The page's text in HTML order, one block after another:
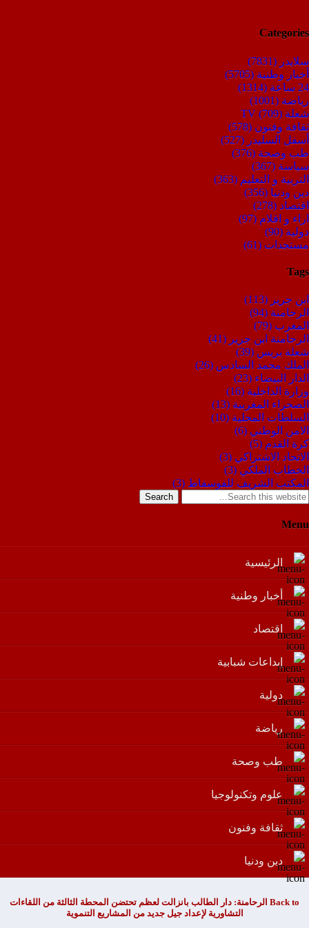
Categories
سلايدر (7831)
أخبار وطنية (5705)
24 ساعة
(1314)
رياضة (1001)
شعلة TV (709)
ثقافة وفنون (578)
أسفل السليدر (527)
طب وصحة (376)
سياسة (367)
التربية و التعليم (363)
دين ودنيا (356)
اقتصاد (278)
اراء و اقلام (97)
دولية (90)
مستجدات (61)
Tags
ابن جرير (113)
الرحامنة (94)
المغرب (79)
الرحامنة ابن جرير (41)
شعلة بريس (39)
الملك محمد السادس (26)
الدار البيضاء (23)
وزارة الداخلية (16)
الصحراء المغربية (13)
السلطات المحلية (10)
الامن الوطني (6)
كرة القدم (5)
الاتحاد الاشتراكي (3)
الخطاب الملكي (3)
المكتب الشريف للفوسفاط (3)
Search
Menu
الرئيسية
أخبار وطنية
اقتصاد
إبداعات شبابية
دولية
رياضة
طب وصحة
علوم وتكنولوجيا
ثقافة وفنون
دين ودنيا
Back to الرحامنة: دار الطالب بانزالت لعظم تحتضن المحطة الثالثة من اللقاءات
التشاورية لإعداد جيل جديد من المشاريع التنموية